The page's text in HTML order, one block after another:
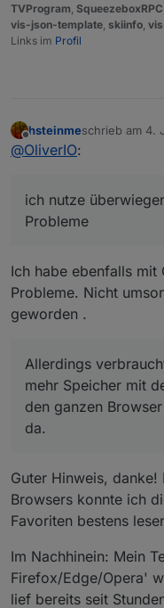
TVProgram SqueezeboxRPC
vis-json-template skiinfo
Links im Profil
Offline
hsteinmeschrieb am 4.
zuletzt editiert
@OliverIO:
ich nutze
Probleme
Ich habe ebenfalls mit
Probleme. Nicht
geworden .
Allerdings
mehr Speicher mit
den ganzen
da.
Guter Hinweis,
Browsers konnte ich
Favoriten bestens
Im Nachhinein: Mein
Firefox/Edge/Opera'
lief bereits seit